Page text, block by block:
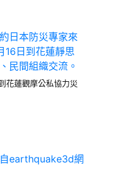
花蓮觀摩公私協力災